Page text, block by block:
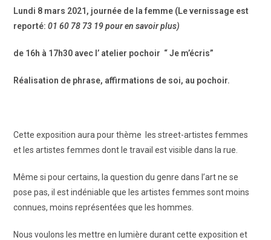
Lundi 8 mars 2021, journée de la femme (Le vernissage est
reporté:01 60 78 73 19 pour en savoir plus)
de 16h à 17h30 avec l’ atelier pochoir “ Je m’écris”
Réalisation de phrase, affirmations de soi, au pochoir.
Cette exposition aura pour thème les street-artistes femmes
et les artistes femmes dont le travail est visible dans la rue.
Même si pour certains, la question du genre dans l’art ne se
pose pas, il est indéniable que les artistes femmes sont moins
connues, moins représentées que les hommes.
Nous voulons les mettre en lumière durant cette exposition et